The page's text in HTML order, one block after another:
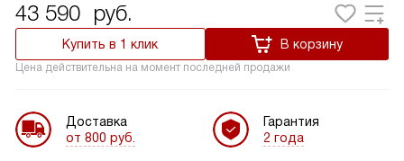
43 590 руб.
Купить в 1 клик В корзину
Цена действительна на момент последней продажи
Доставка
от 800 руб.
Гарантия
2 года